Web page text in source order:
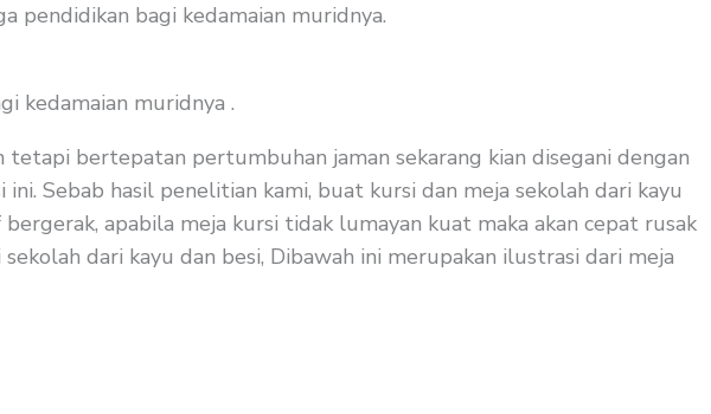
pendidikan bagi kedamaian muridnya.
kedamaian muridnya .
bertepatan pertumbuhan jaman sekarang kian disegani dengan
Sebab hasil penelitian kami, buat kursi dan meja sekolah dari kayu
apabila meja kursi tidak lumayan kuat maka akan cepat rusak
dari kayu dan besi, Dibawah ini merupakan ilustrasi dari meja